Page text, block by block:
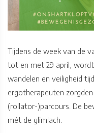
Tijdens de week van de
tot en met 29 april,
wandelen en veiligheid
ergotherapeuten
(rollator-)parcours. De
mét de glimlach.